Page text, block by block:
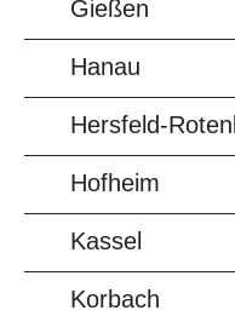
Gießen
Hanau
Hersfeld-
Hofheim
Kassel
Korbach